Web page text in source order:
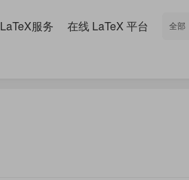
LaTeX服务 在线 LaTeX 平台